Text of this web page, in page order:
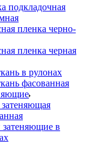
подкладочная
пленка черно-
пленка черная
в рулонах
фасованная
затеняющие в